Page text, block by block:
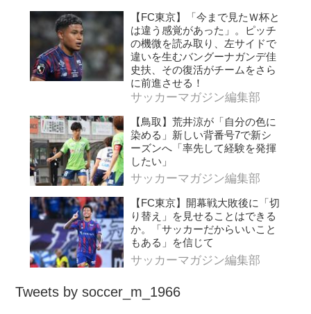
【FC東京】「今まで見たＷ杯と
は違う感覚があった」。ピッチ
の機微を読み取り、左サイドで
違いを生むバングーナガンデ佳
史扶、その復活がチームをさら
に前進させる！
サッカーマガジン編集部
【鳥取】荒井涼が「自分の色に
染める」新しい背番号7で新シ
ーズンへ「率先して経験を発揮
したい」
サッカーマガジン編集部
【FC東京】開幕戦大敗後に「切
り替え」を見せることはできる
か。「サッカーだからいいこと
もある」を信じて
サッカーマガジン編集部
Tweets by soccer_m_1966